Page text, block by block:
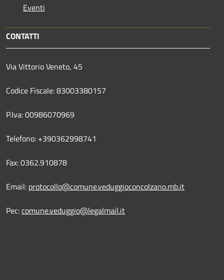
Eventi
CONTATTI
Via Vittorio Veneto, 45
Codice Fiscale: 83003380157
P.Iva: 00986070969
Telefono: +390362998741
Fax: 0362.910878
Email: protocollo@comune.veduggioconcolzano.mb.it
Pec:comune.veduggio@legalmail.it